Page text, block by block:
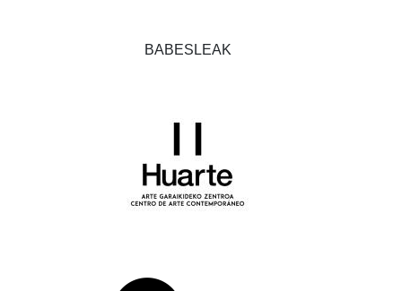
BABESLEAK